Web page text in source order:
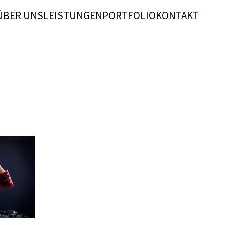
UNSLEISTUNGENPORTFOLIOKONTAKT